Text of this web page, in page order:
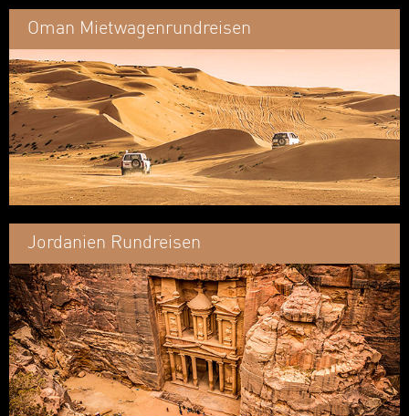
Oman Mietwagenrundreisen
Jordanien Rundreisen